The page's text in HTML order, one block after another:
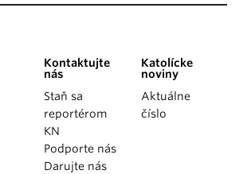
Kontaktujte
nás
Staň sa
reportérom
KN
Podporte nás
Darujte nás
Katolícke
noviny
Aktuálne
číslo